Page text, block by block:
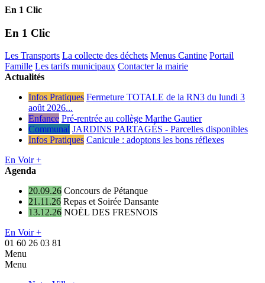
En 1 Clic
En 1 Clic
Les Transports La collecte des déchets Menus Cantine Portail
Famille Les tarifs municipaux Contacter la mairie
Actualités
Infos Pratiques Fermeture TOTALE de la RN3 du lundi 3
août 2026...
Enfance Pré-rentrée au collège Marthe Gautier
Communal JARDINS PARTAGÉS - Parcelles disponibles
Infos Pratiques Canicule : adoptons les bons réflexes
En Voir +
Agenda
20.09.26 Concours de Pétanque
21.11.26 Repas et Soirée Dansante
13.12.26 NOËL DES FRESNOIS
En Voir +
01 60 26 03 81
Menu
Menu